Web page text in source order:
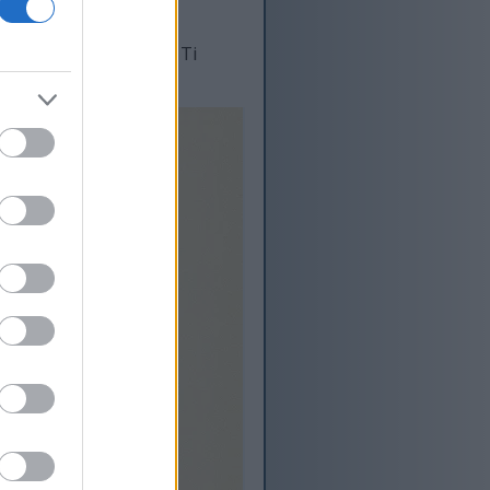
in glukozinolate. Ti
prehrane.